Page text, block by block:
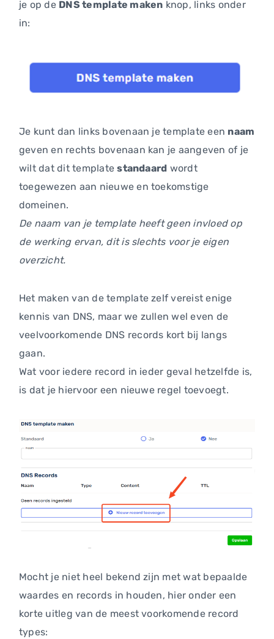
je op de DNS template maken knop, links onder
in:
Je kunt dan links bovenaan je template een naam
geven en rechts bovenaan kan je aangeven of je
wilt dat dit templatestandaard wordt
toegewezen aan nieuwe en toekomstige
domeinen.
De naam van je template heeft geen invloed op
de werking ervan, dit is slechts voor je eigen
overzicht.
Het maken van de template zelf vereist enige
kennis van DNS, maar we zullen wel even de
veelvoorkomende DNS records kort bij langs
gaan.
Wat voor iedere record in ieder geval hetzelfde is,
is dat je hiervoor een nieuwe regel toevoegt.
Mocht je niet heel bekend zijn met wat bepaalde
waardes en records in houden, hier onder een
korte uitleg van de meest voorkomende record
types: